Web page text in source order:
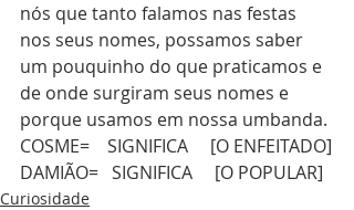
nós que tanto falamos nas festas
nos seus nomes, possamos saber
um pouquinho do que praticamos e
de onde surgiram seus nomes e
porque usamos em nossa umbanda.
COSME=    SIGNIFICA     [O ENFEITADO]
DAMIÃO=   SIGNIFICA     [O POPULAR]
Curiosidade